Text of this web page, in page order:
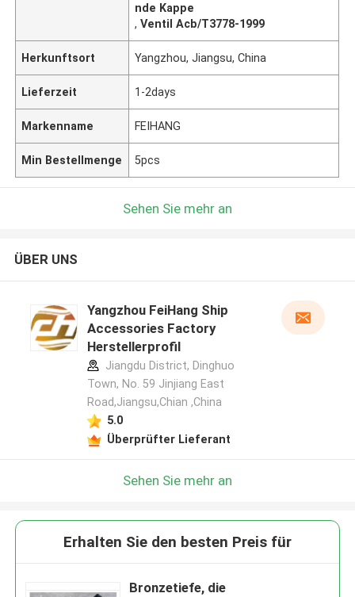
nde Kappe
,Ventil Acb/T3778-1999
Herkunftsort Yangzhou, Jiangsu, China
Lieferzeit 1-2days
Markenname FEIHANG
Min Bestellmenge 5pcs
Sehen Sie mehr an
ÜBER UNS
Yangzhou FeiHang Ship
Accessories Factory
Herstellerprofil
Jiangdu District, Dinghuo
Town, No. 59 Jinjiang East
Road,Jiangsu,Chian ,China
5.0
Überprüfter Lieferant
Sehen Sie mehr an
Erhalten Sie den besten Preis für
Bronzetiefe, die